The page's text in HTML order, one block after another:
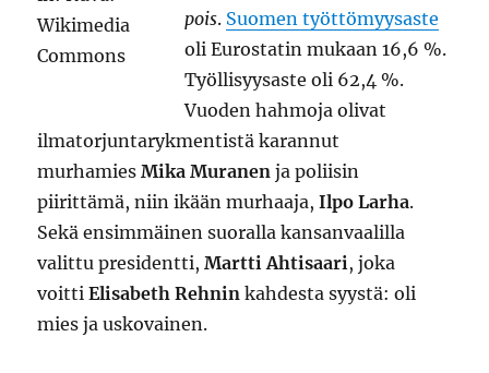
pois. Suomen työttömyysaste
oli Eurostatin mukaan 16,6 %.
Työllisyysaste oli 62,4 %.
Vuoden hahmoja olivat
ilmatorjuntarykmentistä karannut
murhamiesMika Muranen ja poliisin
piirittämä, niin ikään murhaaja,Ilpo Larha.
Sekä ensimmäinen suoralla kansanvaalilla
valittu presidentti,Martti Ahtisaari, joka
voittiElisabeth Rehnin kahdesta syystä: oli
mies ja uskovainen.